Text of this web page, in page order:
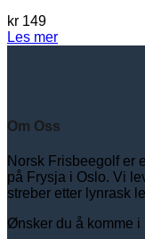
kr 149
Les mer
Om Oss
Norsk Frisbeegolf er
på Frysja i Oslo. Vi
streber etter lynrask
Ønsker du å komme i